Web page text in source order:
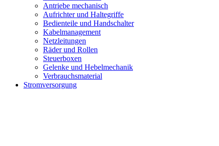
Antriebe mechanisch
Aufrichter und Haltegriffe
Bedienteile und Handschalter
Kabelmanagement
Netzleitungen
Räder und Rollen
Steuerboxen
Gelenke und Hebelmechanik
Verbrauchsmaterial
Stromversorgung